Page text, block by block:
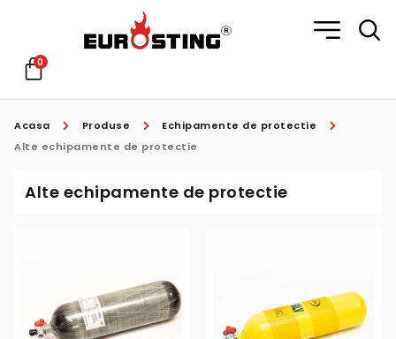
0
Acasa Produse
Echipamente de protectie
Alte echipamente de protectie
Alte echipamente de protectie